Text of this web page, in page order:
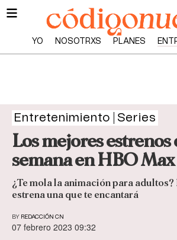
YO NOSOTRXS PLANES
Entretenimiento Series
Los mejores estrenos
semana en HBO Max
¿Te mola la animación para
estrena una que te encantará
BY REDACCIÓN CN
07 febrero 2023 09:32